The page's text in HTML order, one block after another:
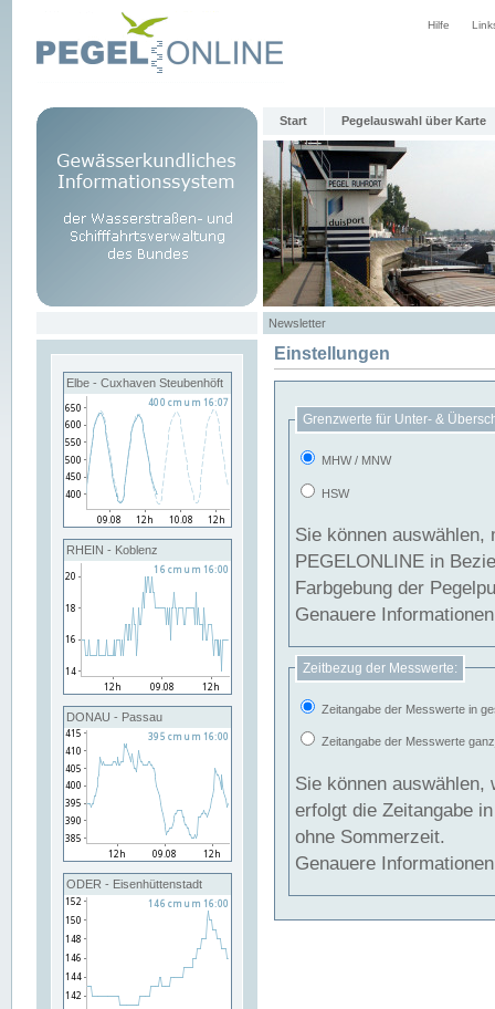
Hilfe
Start Pegelauswahl über Karte
Newsletter
Elbe - Cuxhaven Steubenhöft
RHEIN - Koblenz
DONAU - Passau
ODER - Eisenhüttenstadt
Einstellungen
Grenzwerte für Unter- &
MHW / MNW
HSW
Sie können
PEGELONLINE in Beziehung
Farbgebung der
Genauere
Zeitbezug der Messwerte:
Zeitangabe der Messwerte in
Zeitangabe der Messwerte
Sie können auswählen,
erfolgt die Zeitangabe
ohne Sommerzeit.
Genauere